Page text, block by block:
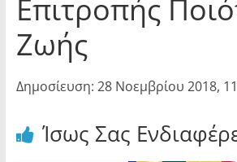
Επιτροπής
Ζωής
Δημοσίευση: 28 Νοεμβρίου 2018,
Ίσως Σας